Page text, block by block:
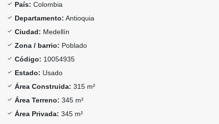
País: Colombia
Departamento: Antioquia
Ciudad: Medellín
Zona / barrio: Poblado
Código: 10054935
Estado: Usado
Área Construida: 315 m²
Área Terreno: 345 m²
Área Privada: 345 m²